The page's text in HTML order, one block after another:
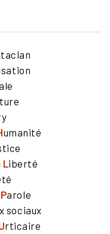
umanité
L iberté
Parole
sociaux
rticaire